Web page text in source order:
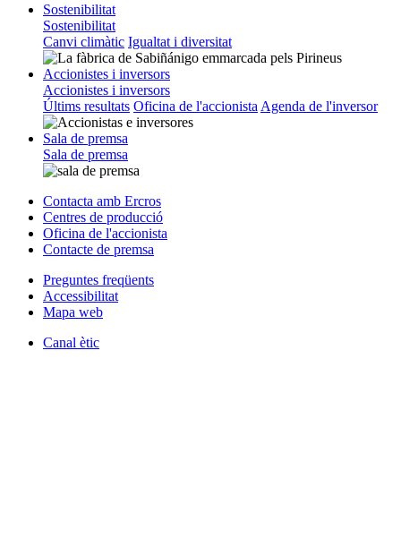
Sostenibilitat
Sostenibilitat
Canvi climàtic Igualtat i diversitat
Accionistes i inversors
Accionistes i inversors
Últims resultats Oficina de l'accionista Agenda de l'inversor
Sala de premsa
Sala de premsa
Contacta amb Ercros
Centres de producció
Oficina de l'accionista
Contacte de premsa
Preguntes freqüents
Accessibilitat
Mapa web
Canal ètic